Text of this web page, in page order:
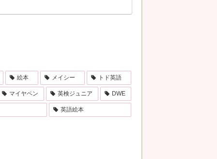
絵本 メイシー トド英語
マイヤペン 英検ジュニア DWE
英語絵本